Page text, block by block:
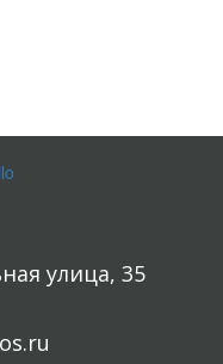
улица, 35